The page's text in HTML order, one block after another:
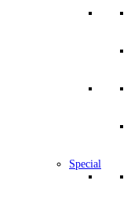
Special